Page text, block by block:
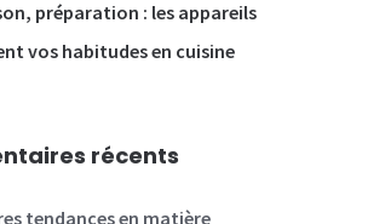
préparation : les appareils
vos habitudes en cuisine
récents
tendances en matière